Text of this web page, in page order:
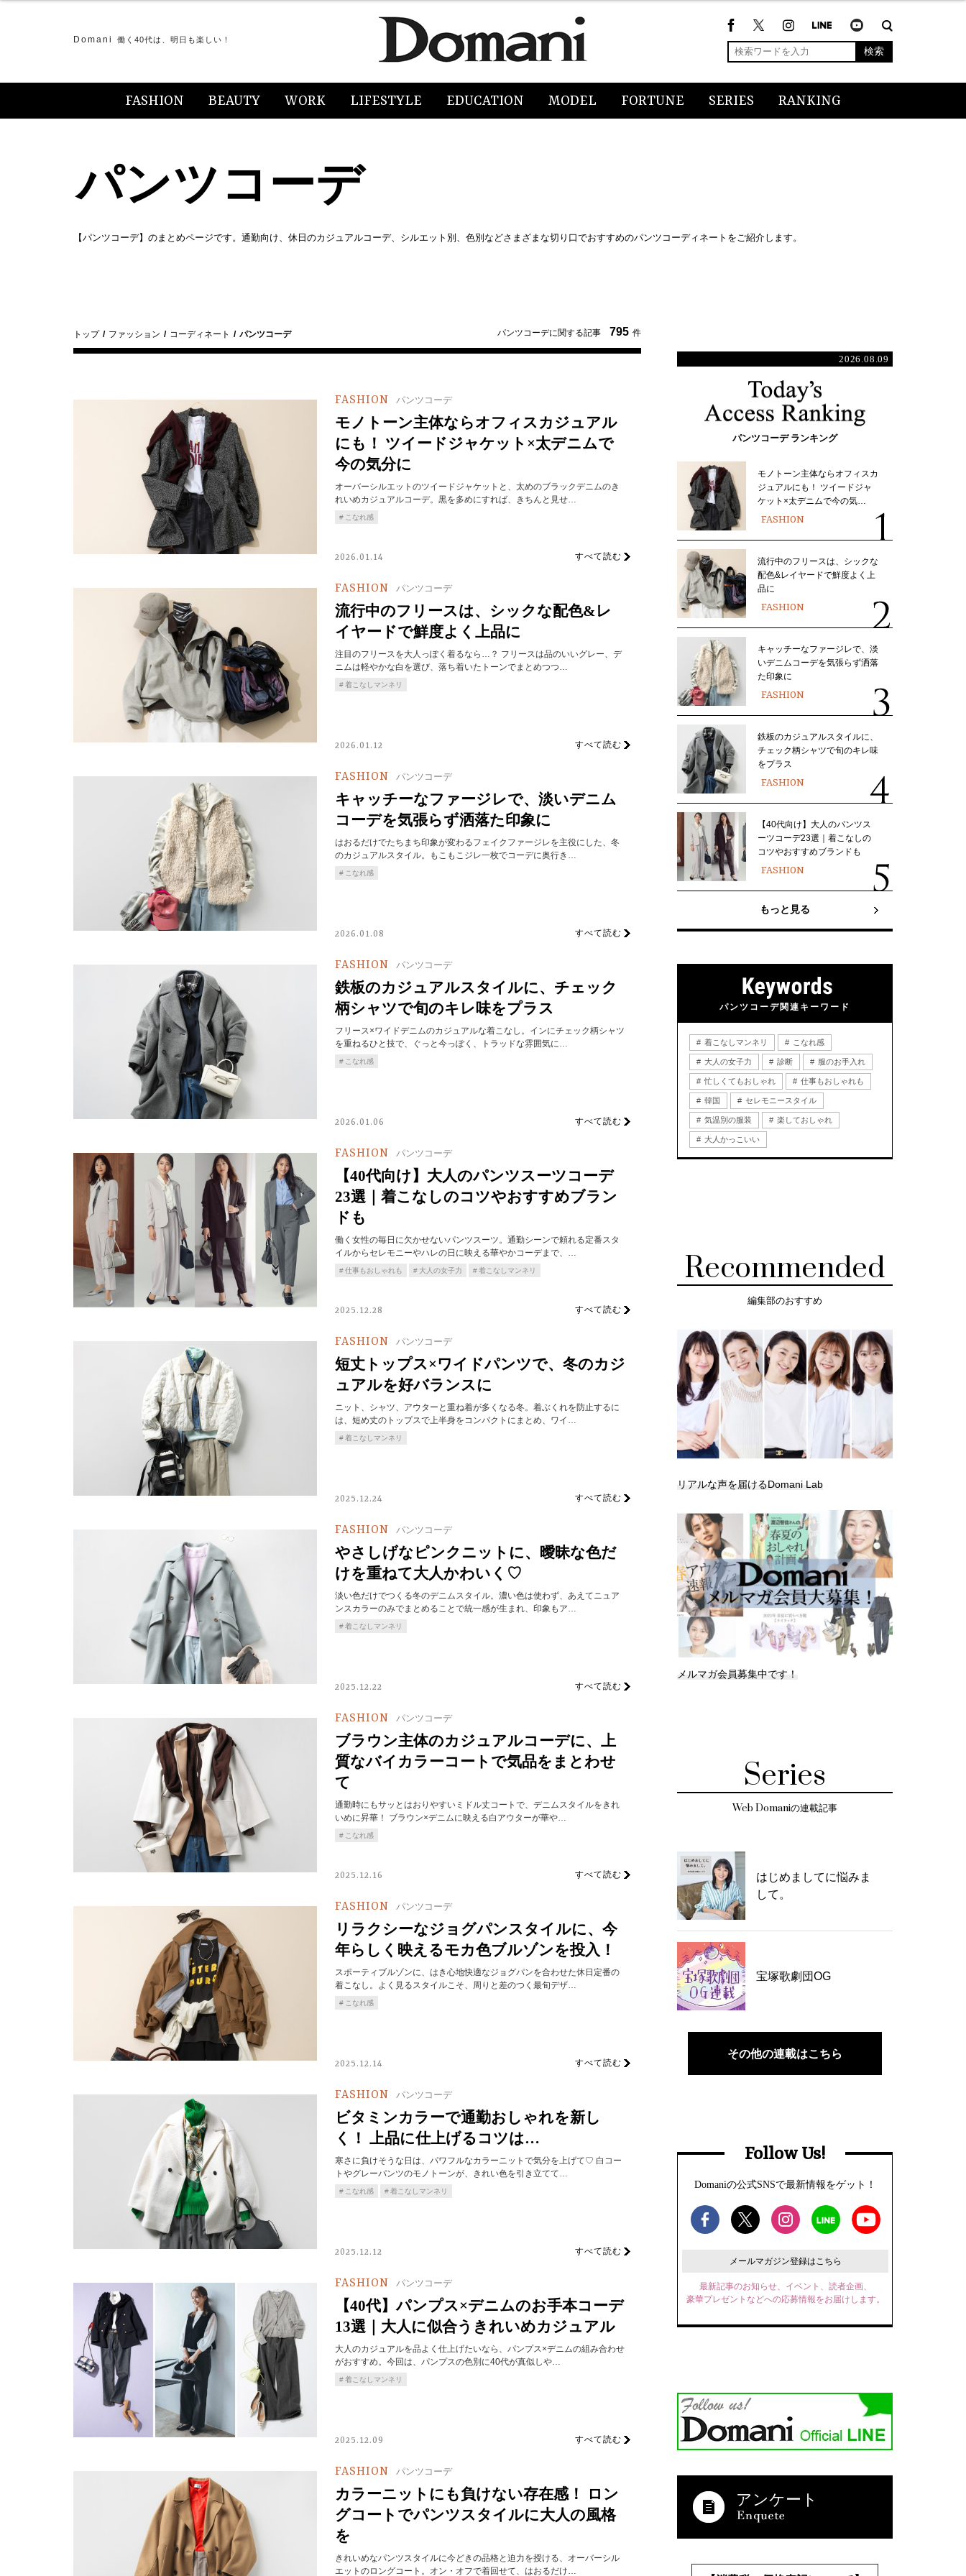
Domani 働く40代は、明日も楽しい！
検索
FASHION BEAUTY WORK LIFESTYLE EDUCATION MODEL FORTUNE SERIES RANKING
パンツコーデ
【パンツコーデ】のまとめページです。通勤向け、休日のカジュアルコーデ、シルエット別、色別などさまざまな切り口でおすすめのパンツコーディネートをご紹介します。
トップ ファッション コーディネート パンツコーデ パンツコーデに関する記事 795 件
FASHION パンツコーデ
モノトーン主体ならオフィスカジュアル
にも！ ツイードジャケット×太デニムで
今の気分に
オーバーシルエットのツイードジャケットと、太めのブラックデニムのき
れいめカジュアルコーデ。黒を多めにすれば、きちんと見せ…
こなれ感
2026.01.14 すべて読む
FASHION パンツコーデ
流行中のフリースは、シックな配色&レ
イヤードで鮮度よく上品に
注目のフリースを大人っぽく着るなら…？ フリースは品のいいグレー、デ
ニムは軽やかな白を選び、落ち着いたトーンでまとめつつ…
着こなしマンネリ
2026.01.12 すべて読む
FASHION パンツコーデ
キャッチーなファージレで、淡いデニム
コーデを気張らず洒落た印象に
はおるだけでたちまち印象が変わるフェイクファージレを主役にした、冬
のカジュアルスタイル。もこもこジレ一枚でコーデに奥行き…
こなれ感
2026.01.08 すべて読む
FASHION パンツコーデ
鉄板のカジュアルスタイルに、チェック
柄シャツで旬のキレ味をプラス
フリース×ワイドデニムのカジュアルな着こなし。インにチェック柄シャツ
を重ねるひと技で、ぐっと今っぽく、トラッドな雰囲気に…
こなれ感
2026.01.06 すべて読む
FASHION パンツコーデ
【40代向け】大人のパンツスーツコーデ
23選｜着こなしのコツやおすすめブラン
ドも
働く女性の毎日に欠かせないパンツスーツ。通勤シーンで頼れる定番スタ
イルからセレモニーやハレの日に映える華やかコーデまで、…
仕事もおしゃれも 大人の女子力 着こなしマンネリ
2025.12.28 すべて読む
FASHION パンツコーデ
短丈トップス×ワイドパンツで、冬のカジ
ュアルを好バランスに
ニット、シャツ、アウターと重ね着が多くなる冬。着ぶくれを防止するに
は、短め丈のトップスで上半身をコンパクトにまとめ、ワイ…
着こなしマンネリ
2025.12.24 すべて読む
FASHION パンツコーデ
やさしげなピンクニットに、曖昧な色だ
けを重ねて大人かわいく♡
淡い色だけでつくる冬のデニムスタイル。濃い色は使わず、あえてニュア
ンスカラーのみでまとめることで統一感が生まれ、印象もア…
着こなしマンネリ
2025.12.22 すべて読む
FASHION パンツコーデ
ブラウン主体のカジュアルコーデに、上
質なバイカラーコートで気品をまとわせ
て
通勤時にもサッとはおりやすいミドル丈コートで、デニムスタイルをきれ
いめに昇華！ ブラウン×デニムに映える白アウターが華や…
こなれ感
2025.12.16 すべて読む
FASHION パンツコーデ
リラクシーなジョグパンスタイルに、今
年らしく映えるモカ色ブルゾンを投入！
スポーティブルゾンに、はき心地快適なジョグパンを合わせた休日定番の
着こなし。よく見るスタイルこそ、周りと差のつく最旬デザ…
こなれ感
2025.12.14 すべて読む
FASHION パンツコーデ
ビタミンカラーで通勤おしゃれを新し
く！ 上品に仕上げるコツは…
寒さに負けそうな日は、パワフルなカラーニットで気分を上げて♡ 白コー
トやグレーパンツのモノトーンが、きれい色を引き立てて…
こなれ感 着こなしマンネリ
2025.12.12 すべて読む
FASHION パンツコーデ
【40代】パンプス×デニムのお手本コーデ
13選｜大人に似合うきれいめカジュアル
大人のカジュアルを品よく仕上げたいなら、パンプス×デニムの組み合わせ
がおすすめ。今回は、パンプスの色別に40代が真似しや…
着こなしマンネリ
2025.12.09 すべて読む
FASHION パンツコーデ
カラーニットにも負けない存在感！ ロン
グコートでパンツスタイルに大人の風格
を
きれいめなパンツスタイルに今どきの品格と迫力を授ける、オーバーシル
エットのロングコート。オン・オフで着回せて、はおるだけ…
2026.08.09
パンツコーデ ランキング
モノトーン主体ならオフィスカ
ジュアルにも！ ツイードジャ
ケット×太デニムで今の気…
FASHION
流行中のフリースは、シックな
配色&レイヤードで鮮度よく上
品に
FASHION
キャッチーなファージレで、淡
いデニムコーデを気張らず洒落
た印象に
FASHION
鉄板のカジュアルスタイルに、
チェック柄シャツで旬のキレ味
をプラス
FASHION
【40代向け】大人のパンツス
ーツコーデ23選｜着こなしの
コツやおすすめブランドも
FASHION
もっと見る
パンツコーデ関連キーワード
着こなしマンネリ こなれ感
大人の女子力 診断 服のお手入れ
忙しくてもおしゃれ 仕事もおしゃれも
韓国 セレモニースタイル
気温別の服装 楽しておしゃれ
大人かっこいい
Recommended
編集部のおすすめ
リアルな声を届けるDomani Lab
メルマガ会員募集中です！
Series
Web Domaniの連載記事
はじめましてに悩みま
して。
宝塚歌劇団OG
その他の連載はこちら
Follow Us!
Domaniの公式SNSで最新情報をゲット！
メールマガジン登録はこちら
最新記事のお知らせ、イベント、読者企画、
豪華プレゼントなどへの応募情報をお届けします。
アンケート